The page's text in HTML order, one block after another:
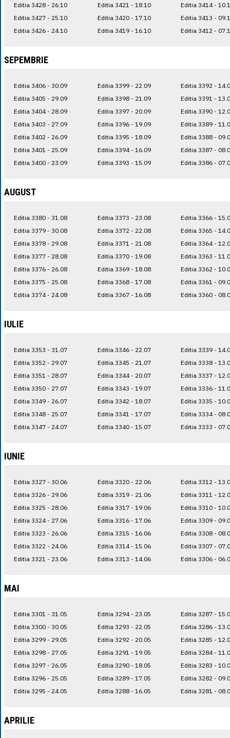
Editia 3428 - 26.10
Editia 3427 - 25.10
Editia 3426 - 24.10
Editia 3421 - 18.10
Editia 3420 - 17.10
Editia 3419 - 16.10
Editia 3414 -
Editia 3413 -
Editia 3412 -
SEPEMBRIE
Editia 3406 - 30.09
Editia 3405 - 29.09
Editia 3404 - 28.09
Editia 3403 - 27.09
Editia 3402 - 26.09
Editia 3401 - 25.09
Editia 3400 - 23.09
Editia 3399 - 22.09
Editia 3398 - 21.09
Editia 3397 - 20.09
Editia 3396 - 19.09
Editia 3395 - 18.09
Editia 3394 - 16.09
Editia 3393 - 15.09
Editia 3392 -
Editia 3391 -
Editia 3390 -
Editia 3389 -
Editia 3388 -
Editia 3387 -
Editia 3386 -
AUGUST
Editia 3380 - 31.08
Editia 3379 - 30.08
Editia 3378 - 29.08
Editia 3377 - 28.08
Editia 3376 - 26.08
Editia 3375 - 25.08
Editia 3374 - 24.08
Editia 3373 - 23.08
Editia 3372 - 22.08
Editia 3371 - 21.08
Editia 3370 - 19.08
Editia 3369 - 18.08
Editia 3368 - 17.08
Editia 3367 - 16.08
Editia 3366 -
Editia 3365 -
Editia 3364 -
Editia 3363 -
Editia 3362 -
Editia 3361 -
Editia 3360 -
IULIE
Editia 3353 - 31.07
Editia 3352 - 29.07
Editia 3351 - 28.07
Editia 3350 - 27.07
Editia 3349 - 26.07
Editia 3348 - 25.07
Editia 3347 - 24.07
Editia 3346 - 22.07
Editia 3345 - 21.07
Editia 3344 - 20.07
Editia 3343 - 19.07
Editia 3342 - 18.07
Editia 3341 - 17.07
Editia 3340 - 15.07
Editia 3339 -
Editia 3338 -
Editia 3337 -
Editia 3336 -
Editia 3335 -
Editia 3334 -
Editia 3333 -
IUNIE
Editia 3327 - 30.06
Editia 3326 - 29.06
Editia 3325 - 28.06
Editia 3324 - 27.06
Editia 3323 - 26.06
Editia 3322 - 24.06
Editia 3321 - 23.06
Editia 3320 - 22.06
Editia 3319 - 21.06
Editia 3317 - 19.06
Editia 3316 - 17.06
Editia 3315 - 16.06
Editia 3314 - 15.06
Editia 3313 - 14.06
Editia 3312 -
Editia 3311 -
Editia 3310 -
Editia 3309 -
Editia 3308 -
Editia 3307 -
Editia 3306 -
MAI
Editia 3301 - 31.05
Editia 3300 - 30.05
Editia 3299 - 29.05
Editia 3298 - 27.05
Editia 3297 - 26.05
Editia 3296 - 25.05
Editia 3295 - 24.05
Editia 3294 - 23.05
Editia 3293 - 22.05
Editia 3292 - 20.05
Editia 3291 - 19.05
Editia 3290 - 18.05
Editia 3289 - 17.05
Editia 3288 - 16.05
Editia 3287 -
Editia 3286 -
Editia 3285 -
Editia 3284 -
Editia 3283 -
Editia 3282 -
Editia 3281 -
APRILIE